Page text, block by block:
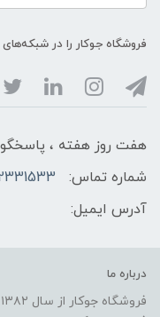
فروشگاه جوکار را در
هفت روز هفته ،
شماره تماس:
آدرس ایمیل:
درباره ما